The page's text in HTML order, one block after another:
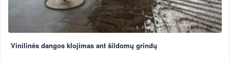
Vinilinės dangos klojimas ant šildomų grindų